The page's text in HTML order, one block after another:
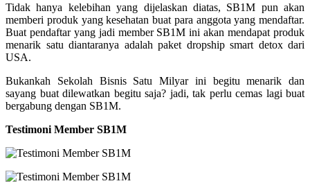
Tidak hanya kelebihan yang dijelaskan diatas, SB1M pun akan
memberi produk yang kesehatan buat para anggota yang mendaftar.
Buat pendaftar yang jadi member SB1M ini akan mendapat produk
menarik satu diantaranya adalah paket dropship smart detox dari
USA.
Bukankah Sekolah Bisnis Satu Milyar ini begitu menarik dan
sayang buat dilewatkan begitu saja? jadi, tak perlu cemas lagi buat
bergabung dengan SB1M.
Testimoni Member SB1M